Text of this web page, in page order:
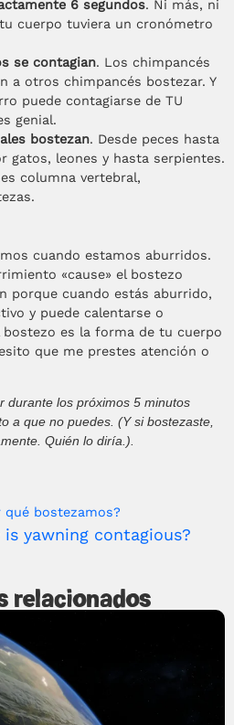
6 segundos. Ni más, ni
cuerpo tuviera un cronómetro
se contagian. Los chimpancés
a otros chimpancés bostezar. Y
puede contagiarse de TU
genial.
bostezan. Desde peces hasta
gatos, leones y hasta serpientes.
columna vertebral,
cuando estamos aburridos.
«cause» el bostezo
porque cuando estás aburrido,
y puede calentarse o
bostezo es la forma de tu cuerpo
que me prestes atención o
durante los próximos 5 minutos
a que no puedes. (Y si bostezaste,
Quién lo diría.).
qué bostezamos?
is yawning contagious?
relacionados